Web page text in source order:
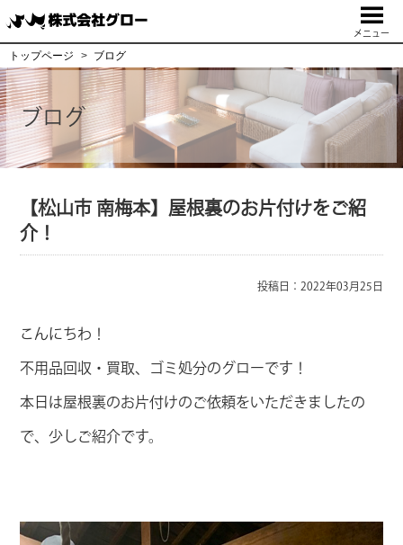
メニュー
トップページ ブログ
ブログ
【松山市 南梅本】屋根裏のお片付けをご紹
介！
投稿日：2022年03月25日
こんにちわ！
不用品回収・買取、ゴミ処分のグローです！
本日は屋根裏のお片付けのご依頼をいただきましたの
で、少しご紹介です。